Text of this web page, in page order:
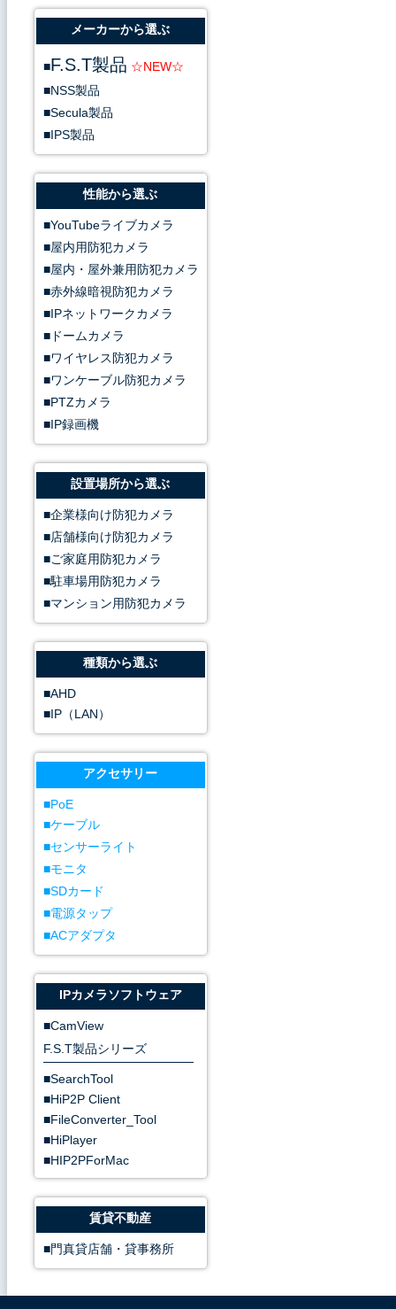
メーカーから選ぶ
F.S.T製品
NSS製品
Secula製品
IPS製品
性能から選ぶ
YouTubeライブカメラ
屋内用防犯カメラ
屋内・屋外兼用防犯カメラ
赤外線暗視防犯カメラ
IPネットワークカメラ
ドームカメラ
ワイヤレス防犯カメラ
ワンケーブル防犯カメラ
PTZカメラ
IP録画機
設置場所から選ぶ
企業様向け防犯カメラ
店舗様向け防犯カメラ
ご家庭用防犯カメラ
駐車場用防犯カメラ
マンション用防犯カメラ
種類から選ぶ
AHD
IP（LAN）
アクセサリー
PoE
ケーブル
センサーライト
モニタ
SDカード
電源タップ
ACアダプタ
IPカメラソフトウェア
CamView
F.S.T製品シリーズ
SearchTool
HiP2P Client
FileConverter_Tool
HiPlayer
HIP2PForMac
賃貸不動産
門真貸店舗・貸事務所